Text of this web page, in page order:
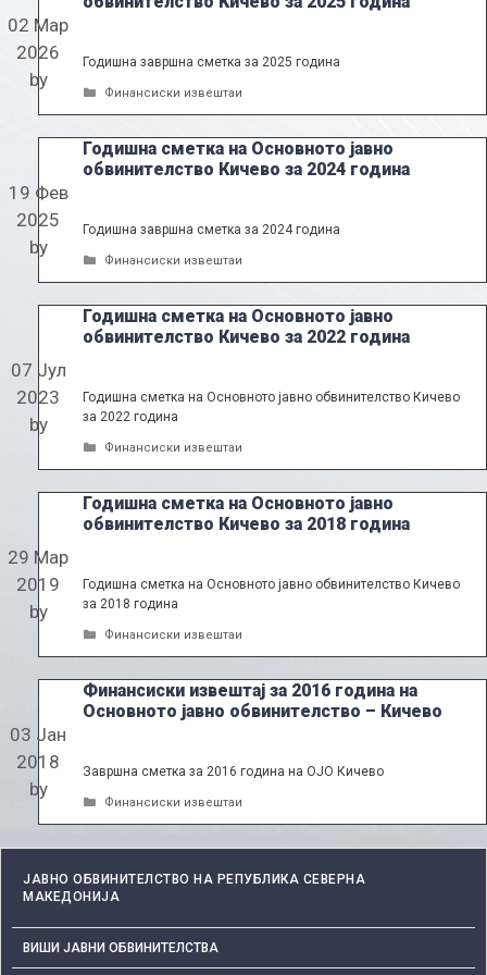
02 Мар
2026
by
Годишна завршна сметка за 2025 година
Categories
Финансиски извештаи
Годишна сметка на Основното јавно
обвинителство Кичево за 2024 година
19 Фев
2025
by
Годишна завршна сметка за 2024 година
Categories
Финансиски извештаи
Годишна сметка на Основното јавно
обвинителство Кичево за 2022 година
07 Јул
2023
by
Годишна сметка на Основното јавно обвинителство Кичево
за 2022 година
Categories
Финансиски извештаи
Годишна сметка на Основното јавно
обвинителство Кичево за 2018 година
29 Мар
2019
by
Годишна сметка на Основното јавно обвинителство Кичево
за 2018 година
Categories
Финансиски извештаи
Финансиски извештај за 2016 година на
Основното јавно обвинителство – Кичево
03 Јан
2018
by
Завршна сметка за 2016 година на ОЈО Кичево
Categories
Финансиски извештаи
ЈАВНО ОБВИНИТЕЛСТВО НА РЕПУБЛИКА СЕВЕРНА
МАКЕДОНИЈА
ВИШИ ЈАВНИ ОБВИНИТЕЛСТВА